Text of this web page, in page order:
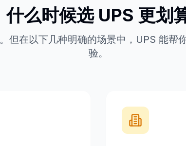
什么时候选 UPS 更划
但在以下几种明确的场景中，UPS 能帮
验。